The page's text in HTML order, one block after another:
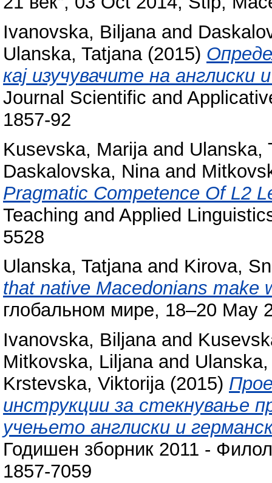
Ivanovska, Biljanaand
Ulanska, Tatjana(2015)
кај изучувачите на англиски
Journal Scientific and
1857-92
Kusevska, Marijaand Ulanska,
Daskalovska, Ninaand
Pragmatic Competence Of L2
Teaching and Applied
5528
Ulanska, Tatjanaand Kirova,
that native Macedonians make
глобальном мире, 18–20 May
Ivanovska, Biljanaand
Mitkovska, Liljanaand
Krstevska, Viktorija(2015)
инструкции за стекнување
учењето англиски и
Годишен зборник 2011 -
1857-7059